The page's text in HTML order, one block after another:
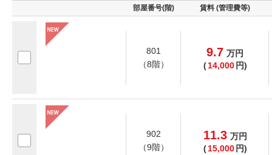
部屋番号(階) 賃料 (管理費等)
801
（8階）
9.7 万円
(14,000 円)
902
（9階）
11.3 万円
(15,000 円)